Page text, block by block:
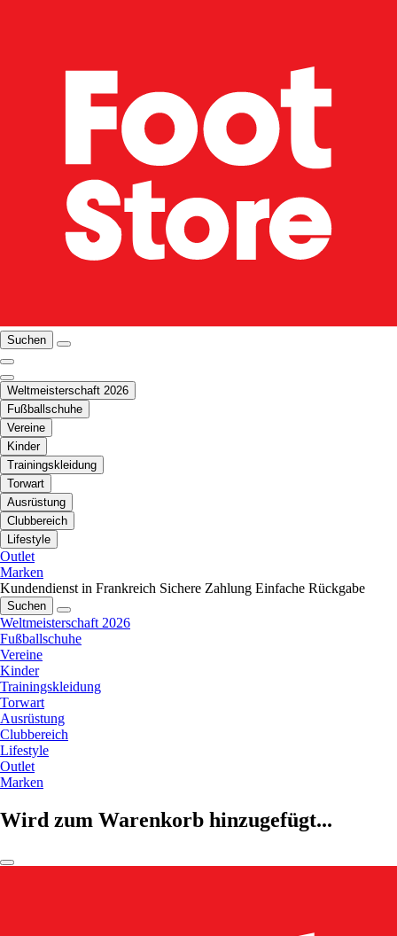
Suchen
Weltmeisterschaft 2026
Fußballschuhe
Vereine
Kinder
Trainingskleidung
Torwart
Ausrüstung
Clubbereich
Lifestyle
Outlet
Marken
Kundendienst in Frankreich Sichere Zahlung Einfache Rückgabe
Suchen
Weltmeisterschaft 2026
Fußballschuhe
Vereine
Kinder
Trainingskleidung
Torwart
Ausrüstung
Clubbereich
Lifestyle
Outlet
Marken
Wird zum Warenkorb hinzugefügt...